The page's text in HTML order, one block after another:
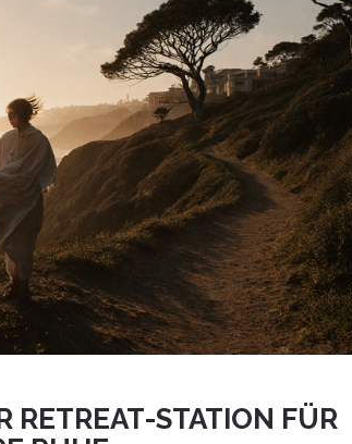
RETREAT-STATION FÜR